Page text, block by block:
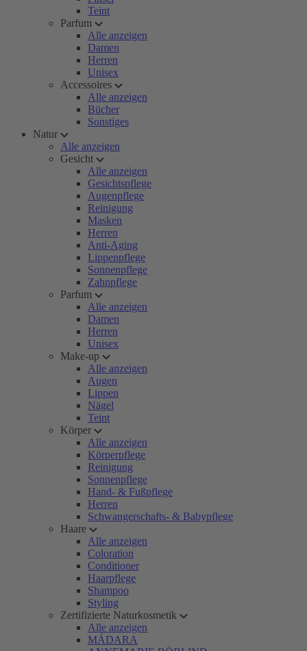
Teint
Parfum
Alle anzeigen
Damen
Herren
Unisex
Accessoires
Alle anzeigen
Bücher
Sonstiges
Natur
Alle anzeigen
Gesicht
Alle anzeigen
Gesichtspflege
Augenpflege
Reinigung
Masken
Herren
Anti-Aging
Lippenpflege
Sonnenpflege
Zahnpflege
Parfum
Alle anzeigen
Damen
Herren
Unisex
Make-up
Alle anzeigen
Augen
Lippen
Nägel
Teint
Körper
Alle anzeigen
Körperpflege
Reinigung
Sonnenpflege
Hand- & Fußpflege
Herren
Schwangerschafts- & Babypflege
Haare
Alle anzeigen
Coloration
Conditioner
Haarpflege
Shampoo
Styling
Zertifizierte Naturkosmetik
Alle anzeigen
MÁDARA